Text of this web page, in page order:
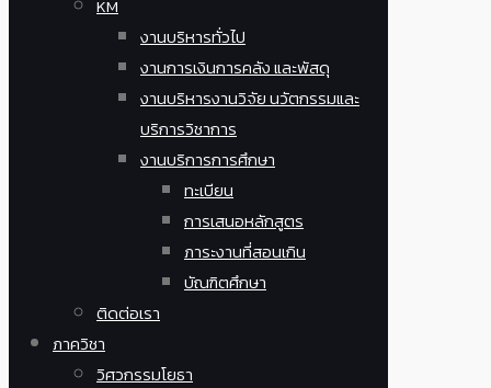
KM
งานบริหารทั่วไป
งานการเงินการคลัง และพัสดุ
งานบริหารงานวิจัย นวัตกรรมและ
บริการวิชาการ
งานบริการการศึกษา
ทะเบียน
การเสนอหลักสูตร
ภาระงานที่สอนเกิน
บัณฑิตศึกษา
ติดต่อเรา
ภาควิชา
วิศวกรรมโยธา